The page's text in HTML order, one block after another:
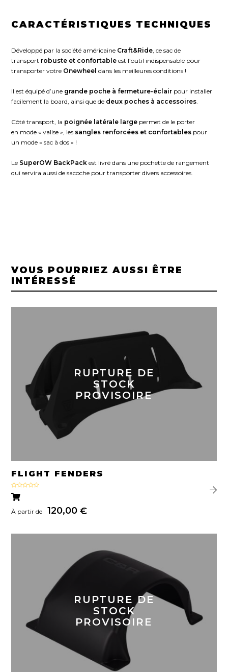
CARACTÉRISTIQUES TECHNIQUES
Développé par la société américaine Craft&Ride, ce sac de
transport robuste et confortable est l’outil indispensable pour
transporter votre Onewheel dans les meilleures conditions !
Il est équipé d’une grande poche à fermeture-éclair pour installer
facilement la board, ainsi que de deux poches à accessoires.
Côté transport, la poignée latérale large permet de le porter
en mode « valise », les sangles renforcées et confortables pour
un mode « sac à dos » !
Le SuperOW BackPack est livré dans une pochette de rangement
qui servira aussi de sacoche pour transporter divers accessoires.
VOUS POURRIEZ AUSSI ÊTRE
INTÉRESSÉ
RUPTURE DE
STOCK
PROVISOIRE
FLIGHT FENDERS
Note
sur 5
À partir de 120,00€
RUPTURE DE
STOCK
PROVISOIRE